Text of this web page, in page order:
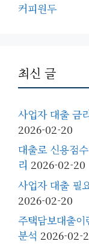
커피원두
최신 글
사업자 대출 금
2026-02-20
대출로 신용점
리 2026-02-20
사업자 대출 필
2026-02-20
주택담보대출
분석 2026-02-